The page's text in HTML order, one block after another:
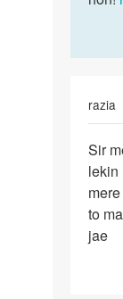
razia
Sir
meri
shadi
ko
8
Sir
lekin
to
jae